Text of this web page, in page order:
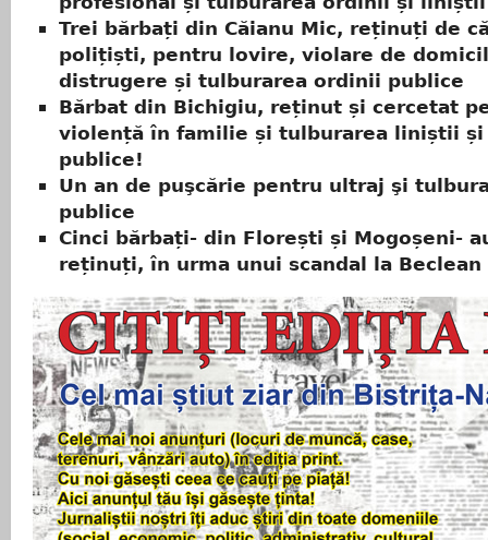
Trei bărbați din Căianu Mic, reținuți de
polițiști, pentru lovire, violare de
distrugere și tulburarea ordinii publice
Bărbat din Bichigiu, reținut și cercetat
violență în familie și tulburarea liniștii
publice!
Un an de puşcărie pentru ultraj şi
publice
Cinci bărbați- din Florești și Mogoșeni-
reținuți, în urma unui scandal la Beclean